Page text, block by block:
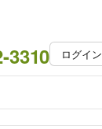
3310 ログイン